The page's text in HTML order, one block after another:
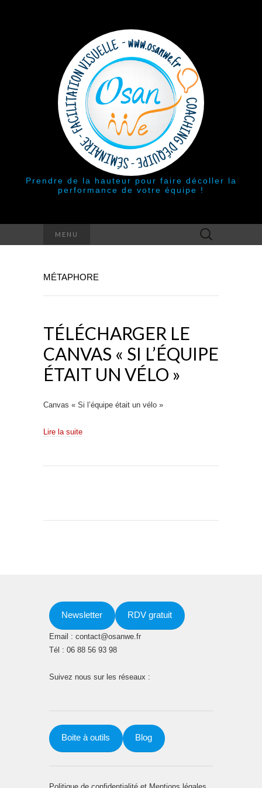
Prendre de la hauteur pour faire décoller la
performance de votre équipe !
MENU Rechercher :
MÉTAPHORE
TÉLÉCHARGER LE
CANVAS « SI L’ÉQUIPE
ÉTAIT UN VÉLO »
Canvas « Si l’équipe était un vélo »
Lire la suite
Newsletter RDV gratuit
Email : contact@osanwe.fr
Tél : 06 88 56 93 98
Suivez nous sur les réseaux :
Boite à outils Blog